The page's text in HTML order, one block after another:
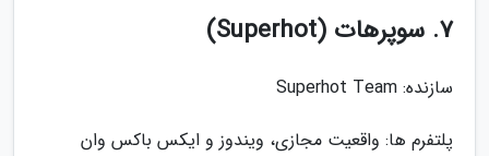
7. سوپرهات (Superhot)
سازنده: Superhot Team
پلتفرم ها: واقعیت مجازی، ویندوز و ایکس باکس وان